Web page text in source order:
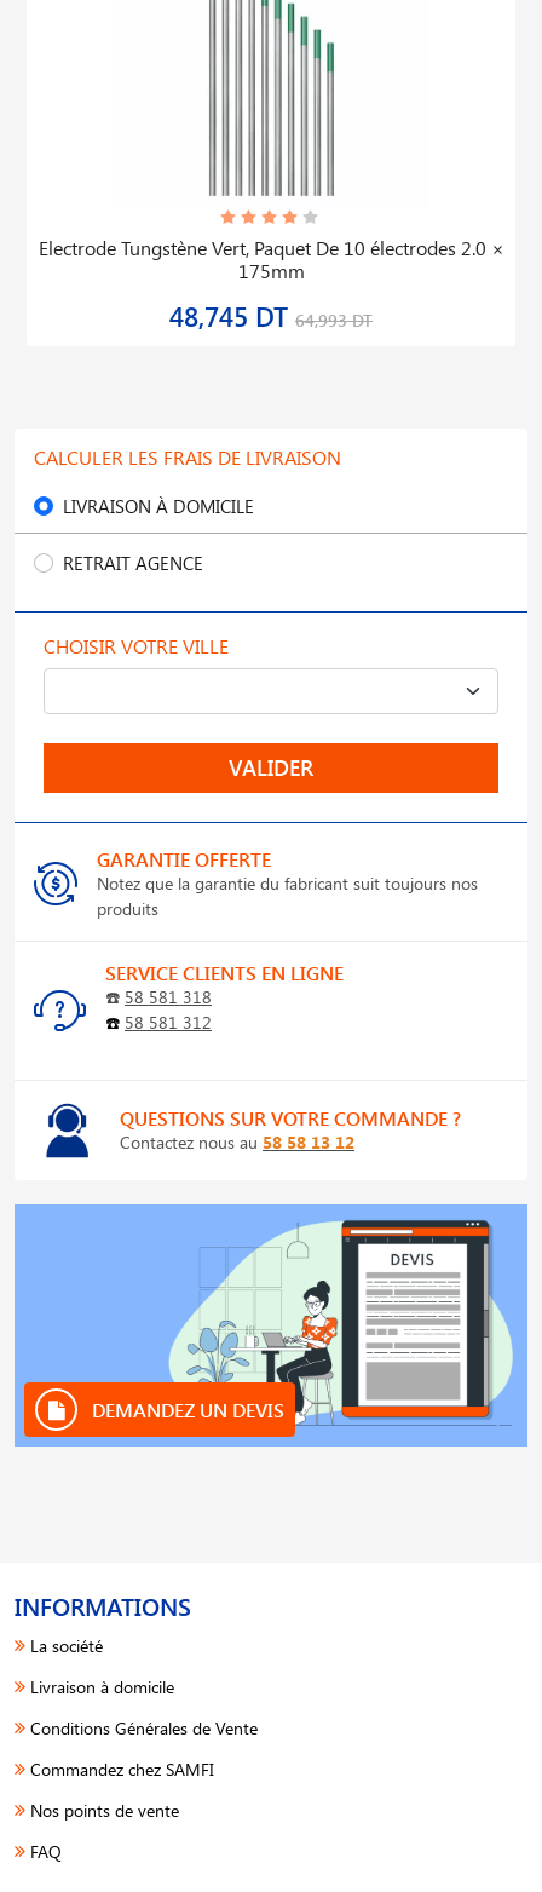
Electrode Tungstène Vert, Paquet De 10 électrodes 2.0 ×
175mm
48,745 DT 64,993 DT
CALCULER LES FRAIS DE LIVRAISON
LIVRAISON À DOMICILE
RETRAIT AGENCE
CHOISIR VOTRE VILLE
VALIDER
GARANTIE OFFERTE
Notez que la garantie du fabricant suit toujours nos
produits
SERVICE CLIENTS EN LIGNE
☎️ 58 581 318
☎️ 58 581 312
QUESTIONS SUR VOTRE COMMANDE ?
Contactez nous au 58 58 13 12
DEMANDEZ UN DEVIS
INFORMATIONS
La société
Livraison à domicile
Conditions Générales de Vente
Commandez chez SAMFI
Nos points de vente
FAQ